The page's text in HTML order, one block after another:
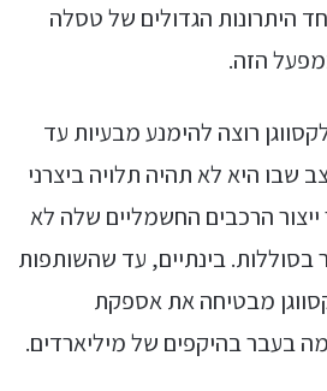
היתרונות הגדולים של טסלה
הזה.
רוצה להימנע מבעיות עד
שבו היא לא תהיה תלויה ביצרני
ייצור הרכבים החשמליים שלה לא
בסוללות. בינתיים, עד שהשותפות
מבטיחה את אספקת
בעבר בהיקפים של מיליארדים.